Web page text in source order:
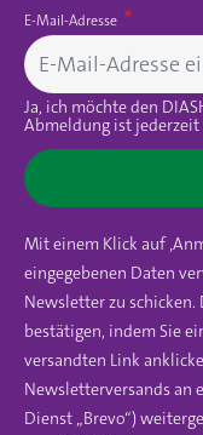
E-Mail-Adresse
Ja, ich möchte den
Abmeldung ist jederzeit
Mit einem Klick auf
eingegebenen Daten
Newsletter zu schicken.
bestätigen, indem Sie
versandten Link
Newsletterversands an
Dienst „Brevo“)